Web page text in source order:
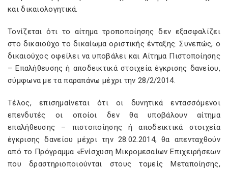
και δικαιολογητικά.
Τονίζεται ότι το αίτημα τροποποίησης δεν εξασφαλίζει
στο δικαιούχο το δικαίωμα οριστικής ένταξης. Συνεπώς, ο
δικαιούχος οφείλει να υποβάλει και Αίτημα Πιστοποίησης
– Επαλήθευσης ή αποδεικτικά στοιχεία έγκρισης δανείου,
σύμφωνα με τα παραπάνω μέχρι την 28/2/2014.
Τέλος, επισημαίνεται ότι οι δυνητικά εντασσόμενοι
επενδυτές οι οποίοι δεν θα υποβάλουν αίτημα
επαλήθευσης – πιστοποίησης ή αποδεικτικά στοιχεία
έγκρισης δανείου μέχρι την 28.02.2014, θα απενταχθούν
από το Πρόγραμμα «Ενίσχυση Μικρομεσαίων Επιχειρήσεων
που δραστηριοποιούνται στους τομείς Μεταποίησης,